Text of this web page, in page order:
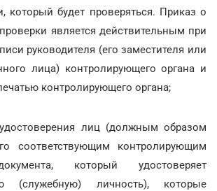
который будет проверяться. Приказ о
является действительным при
руководителя (его заместителя или
лица) контролирующего органа и
контролирующего органа;
лиц (должным образом
соответствующим контролирующим
который удостоверяет
(служебную) личность), которые